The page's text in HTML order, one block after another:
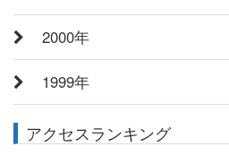
2000年
1999年
アクセスランキング